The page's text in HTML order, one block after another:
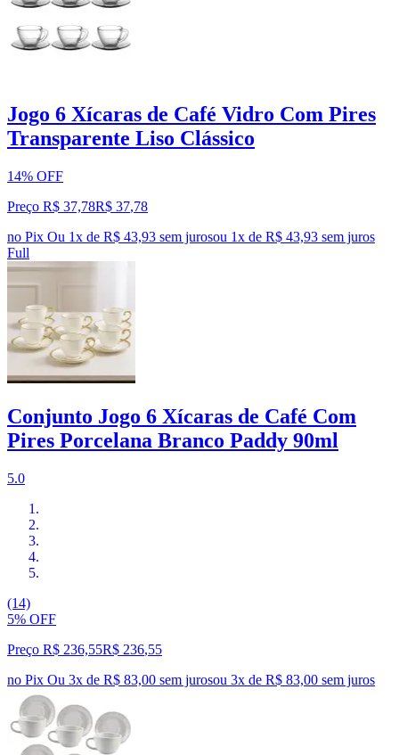
Jogo 6 Xícaras de Café Vidro Com Pires
Transparente Liso Clássico
14% OFF
Preço R$ 37,78R$ 37,78
no Pix Ou 1x de R$ 43,93 sem jurosou 1x de R$ 43,93 sem juros
Full
Conjunto Jogo 6 Xícaras de Café Com
Pires Porcelana Branco Paddy 90ml
5.0
(14)
5% OFF
Preço R$ 236,55R$ 236,55
no Pix Ou 3x de R$ 83,00 sem jurosou 3x de R$ 83,00 sem juros